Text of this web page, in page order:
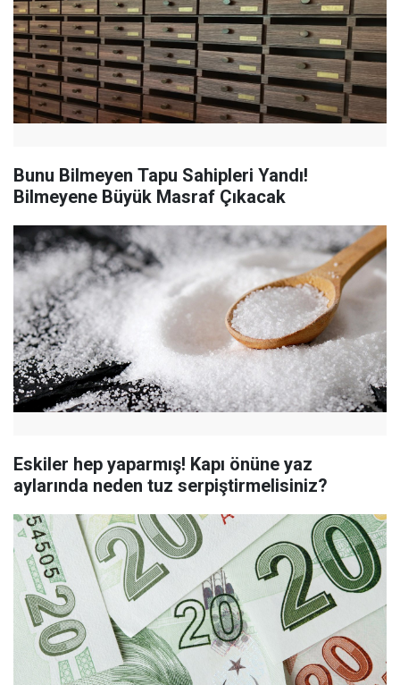
Bunu Bilmeyen Tapu Sahipleri Yandı!
Bilmeyene Büyük Masraf Çıkacak
Eskiler hep yaparmış! Kapı önüne yaz
aylarında neden tuz serpiştirmelisiniz?